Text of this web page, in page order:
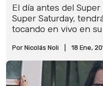
El día antes del
Super Saturday,
tocando en vivo en
Por Nicolás Noli 18 Ene,